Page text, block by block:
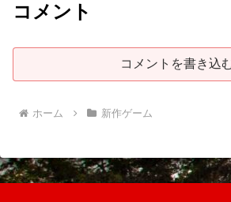
コメント
コメントを書き込
ホーム 新作ゲーム